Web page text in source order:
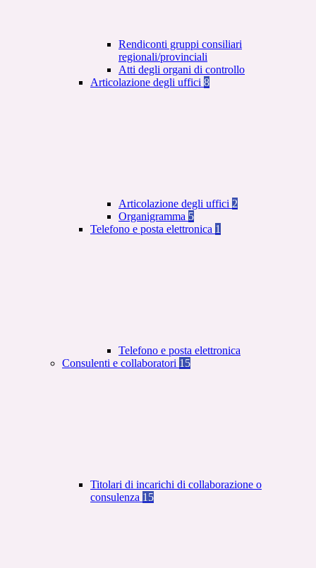
Rendiconti gruppi consiliari
regionali/provinciali
Atti degli organi di controllo
Articolazione degli uffici 8
Articolazione degli uffici 2
Organigramma 5
Telefono e posta elettronica 1
Telefono e posta elettronica
Consulenti e collaboratori 15
Titolari di incarichi di collaborazione o
consulenza 15